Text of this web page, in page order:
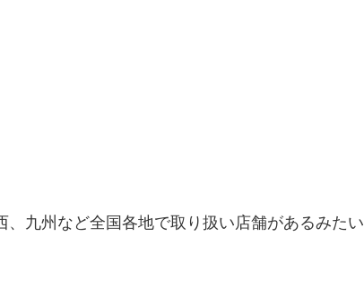
九州など全国各地で取り扱い店舗があるみたい